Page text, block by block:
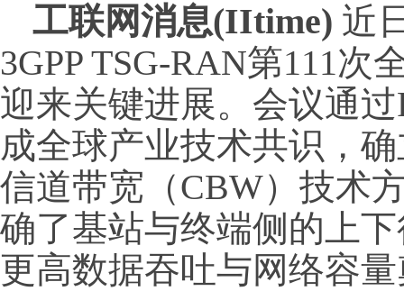
工联网消息(IItime) 近
3GPP TSG-RAN第111次
迎来关键进展。会议通
成全球产业技术共识，
信道带宽（CBW）技术
确了基站与终端侧的上
更高数据吞吐与网络容